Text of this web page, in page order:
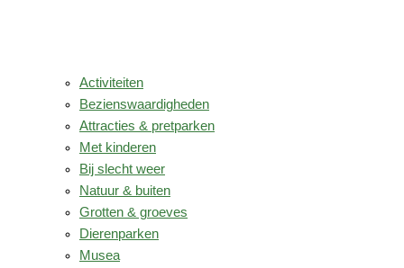
Activiteiten
Bezienswaardigheden
Attracties & pretparken
Met kinderen
Bij slecht weer
Natuur & buiten
Grotten & groeves
Dierenparken
Musea